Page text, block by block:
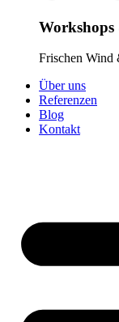
Frischen Wind
Über uns
Referenzen
Blog
Kontakt